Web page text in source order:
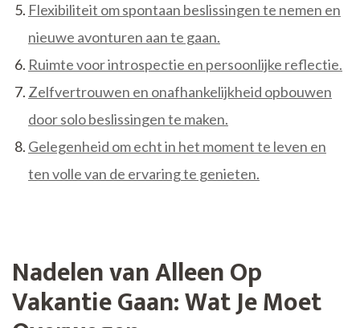
Flexibiliteit om spontaan beslissingen te nemen en
nieuwe avonturen aan te gaan.
Ruimte voor introspectie en persoonlijke reflectie.
Zelfvertrouwen en onafhankelijkheid opbouwen
door solo beslissingen te maken.
Gelegenheid om echt in het moment te leven en
ten volle van de ervaring te genieten.
Nadelen van Alleen Op
Vakantie Gaan: Wat Je Moet